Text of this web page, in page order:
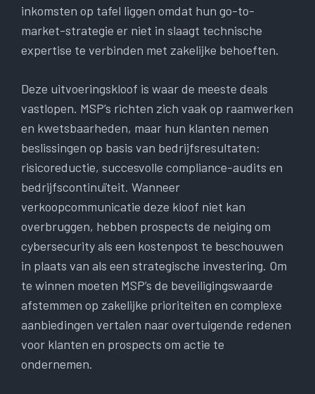
inkomsten op tafel liggen omdat hun go-to-
market-strategie er niet in slaagt technische
expertise te verbinden met zakelijke behoeften.
Deze uitvoeringskloof is waar de meeste deals
vastlopen. MSP’s richten zich vaak op raamwerken
en kwetsbaarheden, maar hun klanten nemen
beslissingen op basis van bedrijfsresultaten:
risicoreductie, succesvolle compliance-audits en
bedrijfscontinuïteit. Wanneer
verkoopcommunicatie deze kloof niet kan
overbruggen, hebben prospects de neiging om
cybersecurity als een kostenpost te beschouwen
in plaats van als een strategische investering. Om
te winnen moeten MSP’s de beveiligingswaarde
afstemmen op zakelijke prioriteiten en complexe
aanbiedingen vertalen naar overtuigende redenen
voor klanten en prospects om actie te
ondernemen.